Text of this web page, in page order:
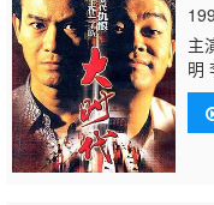
主
明
松